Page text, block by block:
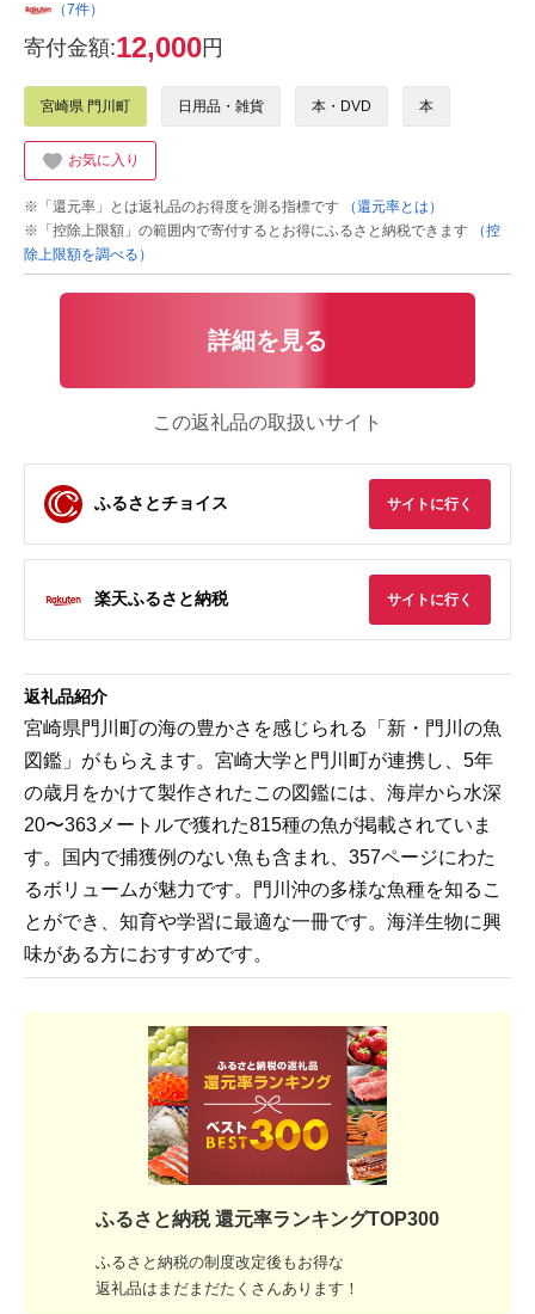
（7件）
寄付金額:12,000円
宮崎県 門川町 日用品・雑貨 本・DVD 本
お気に入り
※「還元率」とは返礼品のお得度を測る指標です
（還元率とは）
※「控除上限額」の範囲内で寄付するとお得にふるさと納税できます
（控
除上限額を調べる）
詳細を見る
この返礼品の取扱いサイト
ふるさとチョイス サイトに行く
楽天ふるさと納税 サイトに行く
返礼品紹介
宮崎県門川町の海の豊かさを感じられる「新・門川の魚
図鑑」がもらえます。宮崎大学と門川町が連携し、5年
の歳月をかけて製作されたこの図鑑には、海岸から水深
20〜363メートルで獲れた815種の魚が掲載されていま
す。国内で捕獲例のない魚も含まれ、357ページにわた
るボリュームが魅力です。門川沖の多様な魚種を知るこ
とができ、知育や学習に最適な一冊です。海洋生物に興
味がある方におすすめです。
ふるさと納税 還元率ランキングTOP300
ふるさと納税の制度改定後もお得な
返礼品はまだまだたくさんあります！